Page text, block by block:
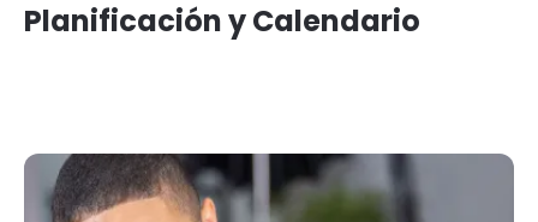
Planificación y Calendario